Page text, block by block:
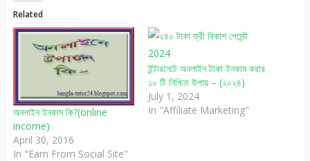
Related
অনলাইন ইনকাম কি?(online
income)
April 30, 2016
In "Earn From Social Site"
ইন্টারনেটে অনলাইন টাকা ইনকাম করার
১০ টি নিশ্চিত উপায় – (২০২৪)
July 1, 2024
In "Affiliate Marketing"